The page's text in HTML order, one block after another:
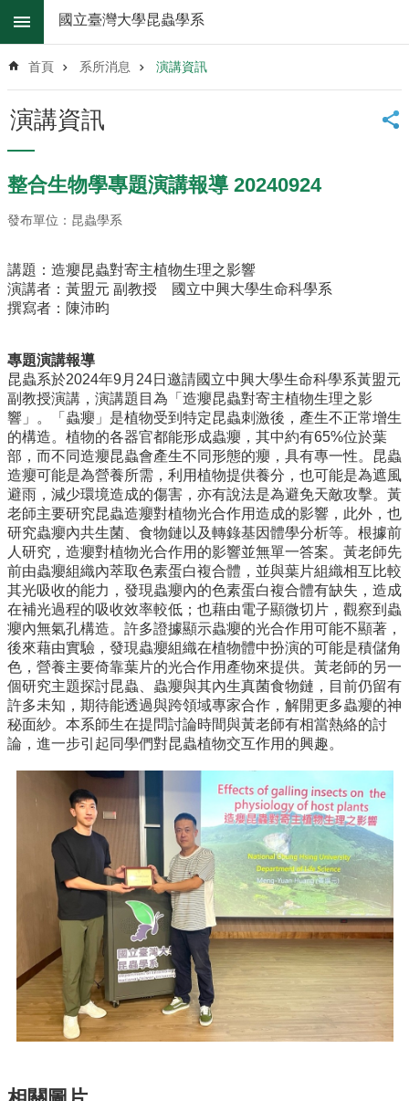
跳到主要內容區塊
階
尋
系
所
消
息
系
簡
介
系
辦
法
系
所
成
員
研
究
成
果
學
生
專
區
未
來
出
路
友
會
畢
職
國立臺灣大學昆蟲學系
首頁 系所消息 演講資訊
演講資訊
整合生物學專題演講報導 20240924
發布單位：昆蟲學系
講題：造癭昆蟲對寄主植物生理之影響
演講者：黃盟元 副教授 國立中興大學生命科學系
撰寫者：陳沛昀
專題演講報導
昆蟲系於2024年9月24日邀請國立中興大學生命科學系黃盟元
副教授演講，演講題目為「造癭昆蟲對寄主植物生理之影
響」。「蟲癭」是植物受到特定昆蟲刺激後，產生不正常增生
的構造。植物的各器官都能形成蟲癭，其中約有65%位於葉
部，而不同造癭昆蟲會產生不同形態的癭，具有專一性。昆蟲
造癭可能是為營養所需，利用植物提供養分，也可能是為遮風
避雨，減少環境造成的傷害，亦有說法是為避免天敵攻擊。黃
老師主要研究昆蟲造癭對植物光合作用造成的影響，此外，也
研究蟲癭內共生菌、食物鏈以及轉錄基因體學分析等。根據前
人研究，造癭對植物光合作用的影響並無單一答案。黃老師先
前由蟲癭組織內萃取色素蛋白複合體，並與葉片組織相互比較
其光吸收的能力，發現蟲癭內的色素蛋白複合體有缺失，造成
在補光過程的吸收效率較低；也藉由電子顯微切片，觀察到蟲
癭內無氣孔構造。許多證據顯示蟲癭的光合作用可能不顯著，
後來藉由實驗，發現蟲癭組織在植物體中扮演的可能是積儲角
色，營養主要倚靠葉片的光合作用產物來提供。黃老師的另一
個研究主題探討昆蟲、蟲癭與其內生真菌食物鏈，目前仍留有
許多未知，期待能透過與跨領域專家合作，解開更多蟲癭的神
秘面紗。本系師生在提問討論時間與黃老師有相當熱絡的討
論，進一步引起同學們對昆蟲植物交互作用的興趣。